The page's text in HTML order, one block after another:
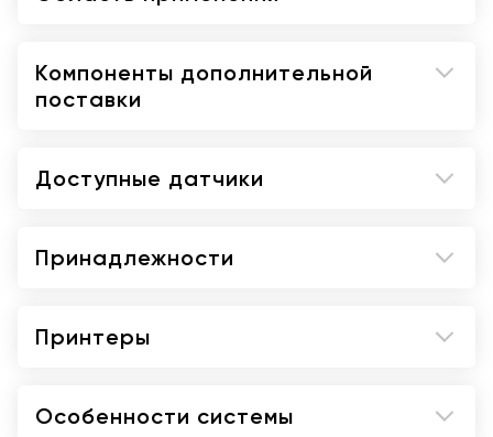
Компоненты дополнительной
поставки
Доступные датчики
Принадлежности
Принтеры
Особенности системы